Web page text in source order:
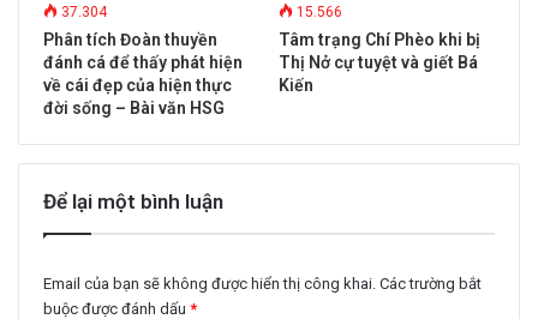
37.304
Phân tích Đoàn thuyền
đánh cá để thấy phát hiện
về cái đẹp của hiện thực
đời sống – Bài văn HSG
15.566
Tâm trạng Chí Phèo khi bị
Thị Nở cự tuyệt và giết Bá
Kiến
Để lại một bình luận
Email của bạn sẽ không được hiển thị công khai. Các trường bắt
buộc được đánh dấu *